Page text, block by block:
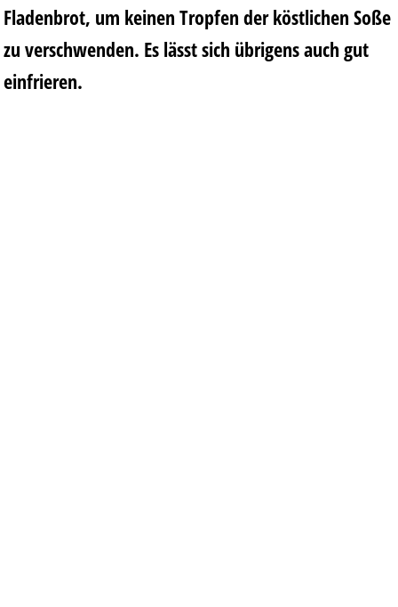
Fladenbrot, um keinen Tropfen der köstlichen Soße
zu verschwenden. Es lässt sich übrigens auch gut
einfrieren.